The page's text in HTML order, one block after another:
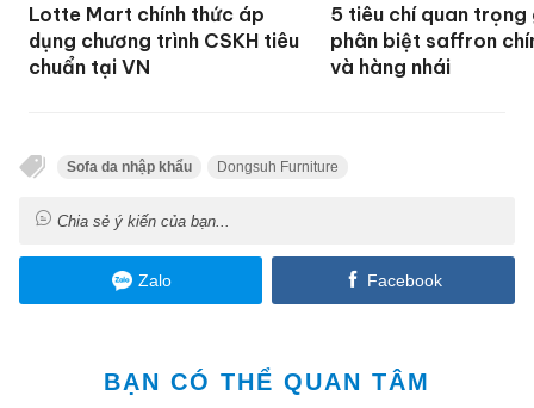
Lotte Mart chính thức áp
dụng chương trình CSKH tiêu
chuẩn tại VN
5 tiêu chí quan trọng
phân biệt saffron
và hàng nhái
Sofa da nhập khẩu Dongsuh Furniture
Chia sẻ ý kiến của bạn...
Zalo Facebook
BẠN CÓ THỂ QUAN TÂM